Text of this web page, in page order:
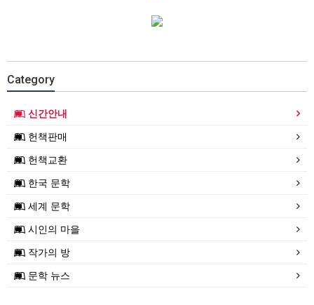
Category
신간안내
헌책판매
헌책교환
한국 문학
세계 문학
시인의 마을
작가의 방
문학 뉴스